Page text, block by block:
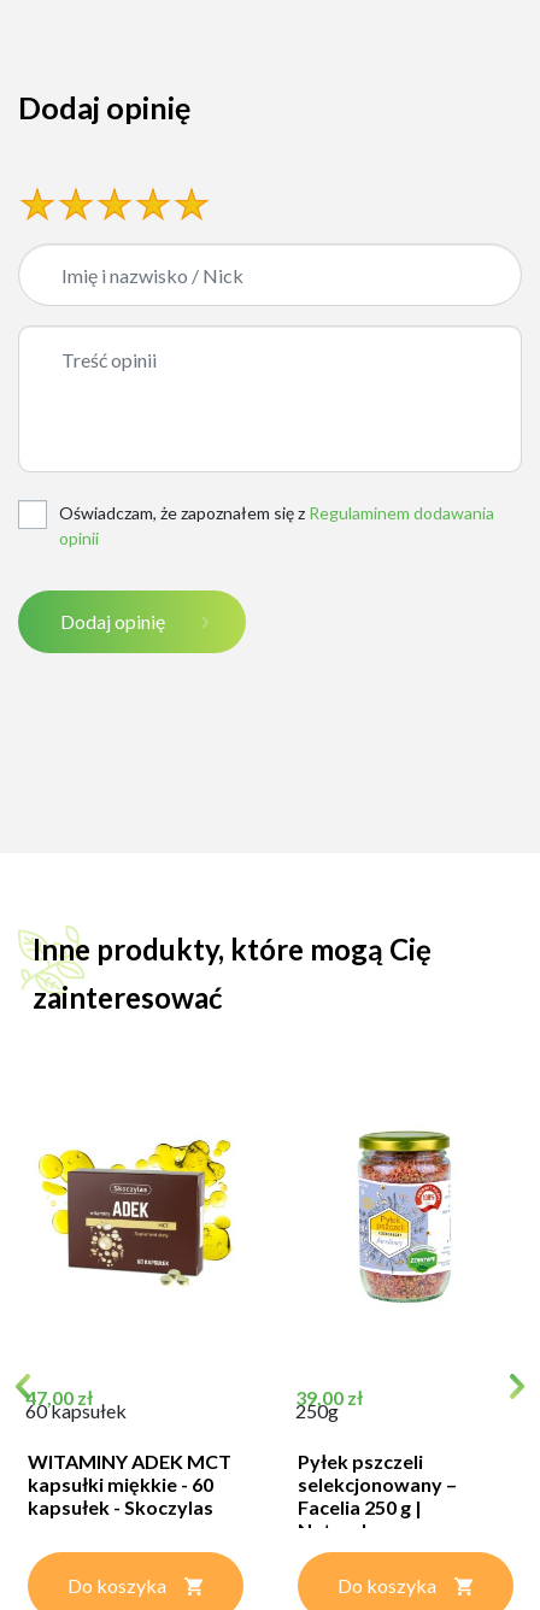
Dodaj opinię
Oświadczam, że zapoznałem się z Regulaminem dodawania
opinii
Dodaj opinię
Inne produkty, które mogą Cię
zainteresować
Cena
47,00 zł
60 kapsułek
WITAMINY ADEK MCT
kapsułki miękkie - 60
kapsułek - Skoczylas
Do koszyka
Cena
39,00 zł
250g
Pyłek pszczeli
selekcjonowany –
Facelia 250 g |
Naturalny...
Do koszyka